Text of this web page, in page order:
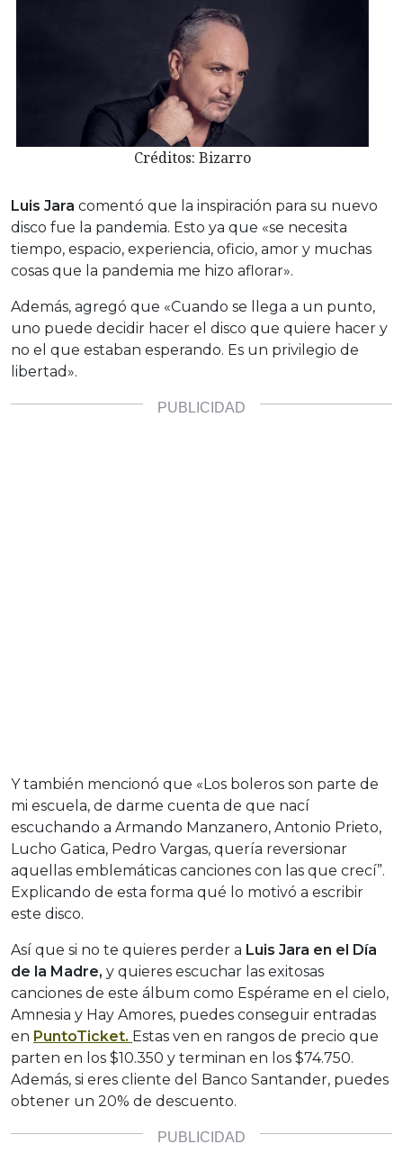
Créditos: Bizarro
Luis Jara comentó que la inspiración para su nuevo
disco fue la pandemia. Esto ya que «se necesita
tiempo, espacio, experiencia, oficio, amor y muchas
cosas que la pandemia me hizo aflorar».
Además, agregó que «Cuando se llega a un punto,
uno puede decidir hacer el disco que quiere hacer y
no el que estaban esperando. Es un privilegio de
libertad».
Y también mencionó que «Los boleros son parte de
mi escuela, de darme cuenta de que nací
escuchando a Armando Manzanero, Antonio Prieto,
Lucho Gatica, Pedro Vargas, quería reversionar
aquellas emblemáticas canciones con las que crecí”.
Explicando de esta forma qué lo motivó a escribir
este disco.
Así que si no te quieres perder a Luis Jara en el Día
de la Madre, y quieres escuchar las exitosas
canciones de este álbum como Espérame en el cielo,
Amnesia y Hay Amores, puedes conseguir entradas
en PuntoTicket. Estas ven en rangos de precio que
parten en los $10.350 y terminan en los $74.750.
Además, si eres cliente del Banco Santander, puedes
obtener un 20% de descuento.